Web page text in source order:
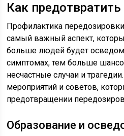
Как
Профилактика
самый важный аспект,
больше людей будет
симптомах, тем больше
несчастные случаи и
мероприятий и советов,
предотвращении
Образование и